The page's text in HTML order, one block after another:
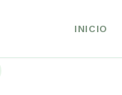
INICIO